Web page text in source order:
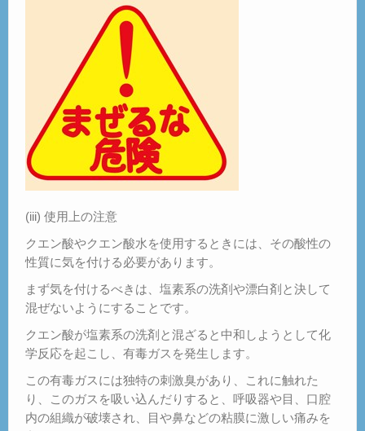
(iii) 使用上の注意
クエン酸やクエン酸水を使用するときには、その酸性の
性質に気を付ける必要があります。
まず気を付けるべきは、塩素系の洗剤や漂白剤と決して
混ぜないようにすることです。
クエン酸が塩素系の洗剤と混ざると中和しようとして化
学反応を起こし、有毒ガスを発生します。
この有毒ガスには独特の刺激臭があり、これに触れた
り、このガスを吸い込んだりすると、呼吸器や目、口腔
内の組織が破壊され、目や鼻などの粘膜に激しい痛みを